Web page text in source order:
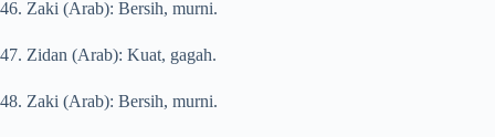
46. Zaki (Arab): Bersih, murni.
47. Zidan (Arab): Kuat, gagah.
48. Zaki (Arab): Bersih, murni.